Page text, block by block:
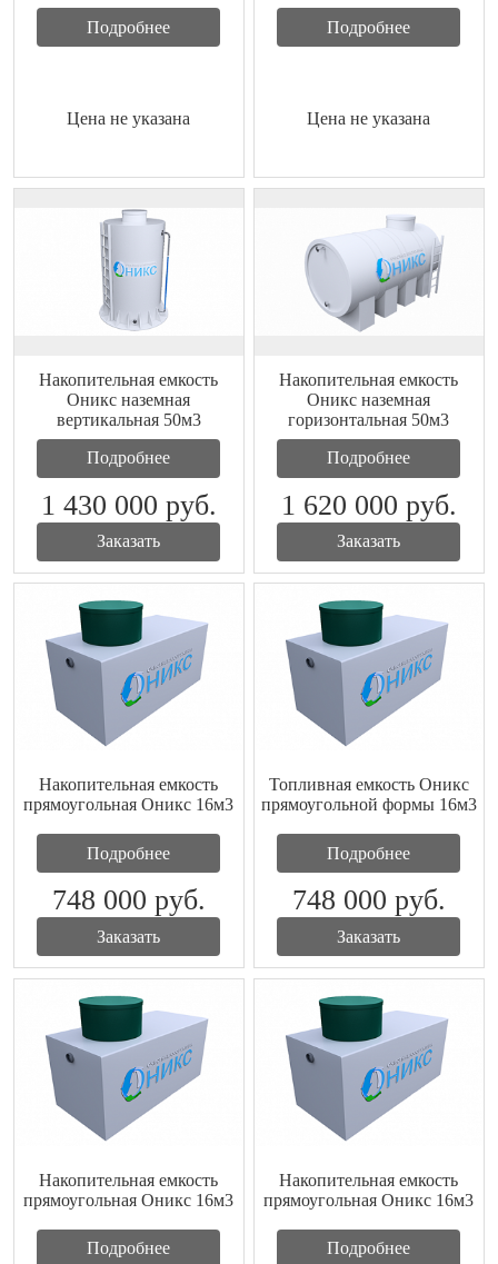
Подробнее
Цена не указана
Подробнее
Цена не указана
Накопительная емкость
Оникс наземная
вертикальная 50м3
Подробнее
1 430 000 руб.
Заказать
Накопительная емкость
Оникс наземная
горизонтальная 50м3
Подробнее
1 620 000 руб.
Заказать
Накопительная емкость
прямоугольная Оникс 16м3
Подробнее
748 000 руб.
Заказать
Топливная емкость Оникс
прямоугольной формы 16м3
Подробнее
748 000 руб.
Заказать
Накопительная емкость
прямоугольная Оникс 16м3
Подробнее
Накопительная емкость
прямоугольная Оникс 16м3
Подробнее